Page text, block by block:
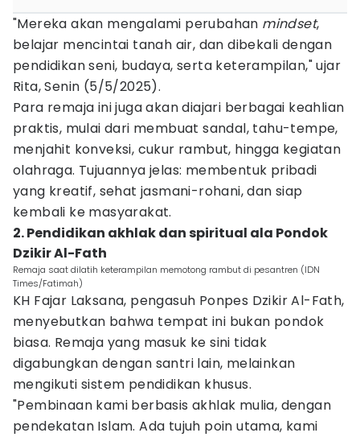
"Mereka akan mengalami perubahan mindset,
belajar mencintai tanah air, dan dibekali dengan
pendidikan seni, budaya, serta keterampilan," ujar
Rita, Senin (5/5/2025).
Para remaja ini juga akan diajari berbagai keahlian
praktis, mulai dari membuat sandal, tahu-tempe,
menjahit konveksi, cukur rambut, hingga kegiatan
olahraga. Tujuannya jelas: membentuk pribadi
yang kreatif, sehat jasmani-rohani, dan siap
kembali ke masyarakat.
2. Pendidikan akhlak dan spiritual ala Pondok
Dzikir Al-Fath
Remaja saat dilatih keterampilan memotong rambut di pesantren (IDN
Times/Fatimah)
KH Fajar Laksana, pengasuh Ponpes Dzikir Al-Fath,
menyebutkan bahwa tempat ini bukan pondok
biasa. Remaja yang masuk ke sini tidak
digabungkan dengan santri lain, melainkan
mengikuti sistem pendidikan khusus.
"Pembinaan kami berbasis akhlak mulia, dengan
pendekatan Islam. Ada tujuh poin utama, kami